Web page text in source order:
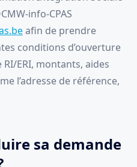
info-CPAS
afin de prendre
conditions d’ouverture
ERI, montants, aides
l’adresse de référence,
sa demande